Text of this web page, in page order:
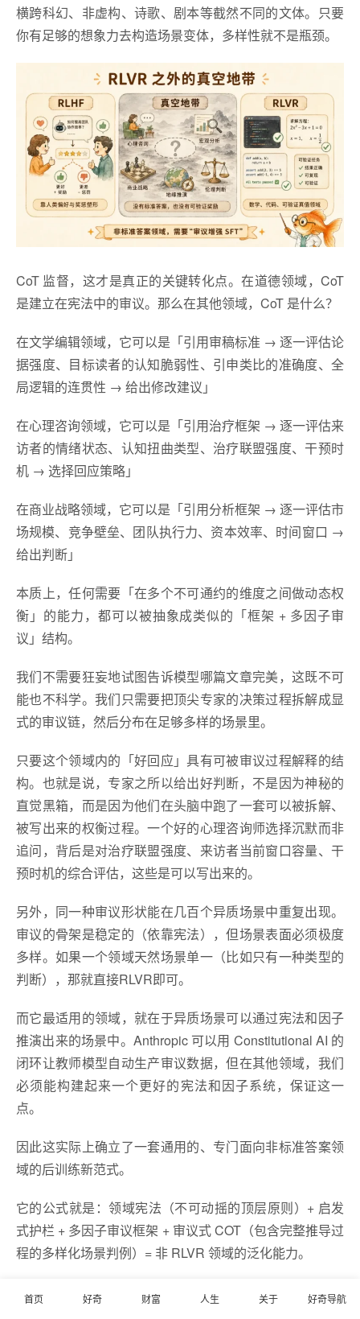
横跨科幻、非虚构、诗歌、剧本等截然不同的文体。只要
你有足够的想象力去构造场景变体，多样性就不是瓶颈。
CoT 监督，这才是真正的关键转化点。在道德领域，CoT
是建立在宪法中的审议。那么在其他领域，CoT 是什么？
在文学编辑领域，它可以是「引用审稿标准 → 逐一评估论
据强度、目标读者的认知脆弱性、引申类比的准确度、全
局逻辑的连贯性 → 给出修改建议」
在心理咨询领域，它可以是「引用治疗框架 → 逐一评估来
访者的情绪状态、认知扭曲类型、治疗联盟强度、干预时
机 → 选择回应策略」
在商业战略领域，它可以是「引用分析框架 → 逐一评估市
场规模、竞争壁垒、团队执行力、资本效率、时间窗口 →
给出判断」
本质上，任何需要「在多个不可通约的维度之间做动态权
衡」的能力，都可以被抽象成类似的「框架 + 多因子审
议」结构。
我们不需要狂妄地试图告诉模型哪篇文章完美，这既不可
能也不科学。我们只需要把顶尖专家的决策过程拆解成显
式的审议链，然后分布在足够多样的场景里。
只要这个领域内的「好回应」具有可被审议过程解释的结
构。也就是说，专家之所以给出好判断，不是因为神秘的
直觉黑箱，而是因为他们在头脑中跑了一套可以被拆解、
被写出来的权衡过程。一个好的心理咨询师选择沉默而非
追问，背后是对治疗联盟强度、来访者当前窗口容量、干
预时机的综合评估，这些是可以写出来的。
另外，同一种审议形状能在几百个异质场景中重复出现。
审议的骨架是稳定的（依靠宪法），但场景表面必须极度
多样。如果一个领域天然场景单一（比如只有一种类型的
判断），那就直接RLVR即可。
而它最适用的领域，就在于异质场景可以通过宪法和因子
推演出来的场景中。Anthropic 可以用 Constitutional AI 的
闭环让教师模型自动生产审议数据，但在其他领域，我们
必须能构建起来一个更好的宪法和因子系统，保证这一
点。
因此这实际上确立了一套通用的、专门面向非标准答案领
域的后训练新范式。
它的公式就是：领域宪法（不可动摇的顶层原则）+ 启发
式护栏 + 多因子审议框架 + 审议式 COT（包含完整推导过
程的多样化场景判例）= 非 RLVR 领域的泛化能力。
首页 好奇 财富 人生 关于 好奇导航